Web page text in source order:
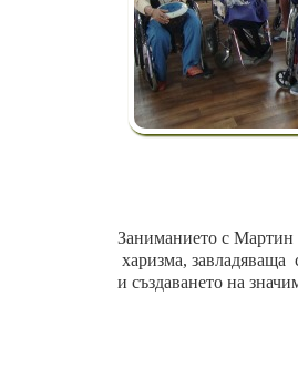
Заниманието с Мартин
харизма,
и създаването на